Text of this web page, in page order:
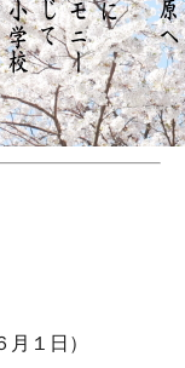
１日）